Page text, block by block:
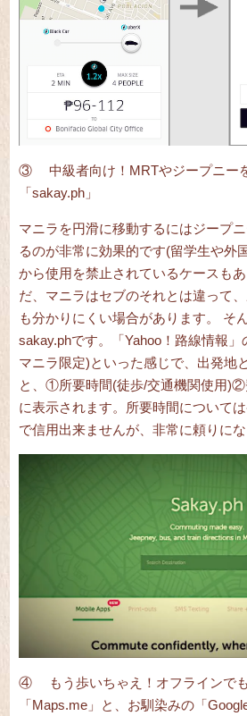
③ 中級者向け！MRTやジープニー
「sakay.ph 」
マニラを円滑に移動するにはジープ
るのが非常に効果的です(留学生や外
から使用を禁止されているケースも
だ、マニラはセブのそれとは違って
も分かりにくい場合があります。
そ
sakay.phです。「Yahoo！路線情報
マニラ限定)といった感じで、出発地
と、①所要時間(徒歩/交通機関使用
に表示されます。所要時間について
で信用出来ませんが、非常に頼りにな
④ もう歩いちゃえ！オフラインで
「Maps.me 」と、お馴染みの「